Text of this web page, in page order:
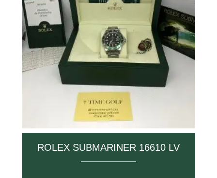
ROLEX SUBMARINER 16610 LV